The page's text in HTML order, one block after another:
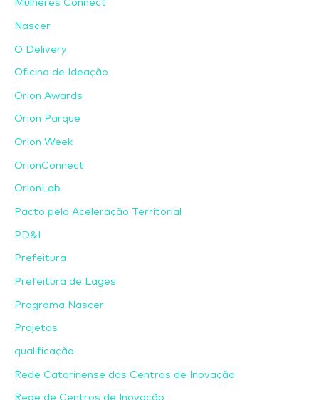
Mulheres Connect
Nascer
O Delivery
Oficina de Ideação
Orion Awards
Orion Parque
Orion Week
OrionConnect
OrionLab
Pacto pela Aceleração Territorial
PD&I
Prefeitura
Prefeitura de Lages
Programa Nascer
Projetos
qualificação
Rede Catarinense dos Centros de Inovação
Rede de Centros de Inovação